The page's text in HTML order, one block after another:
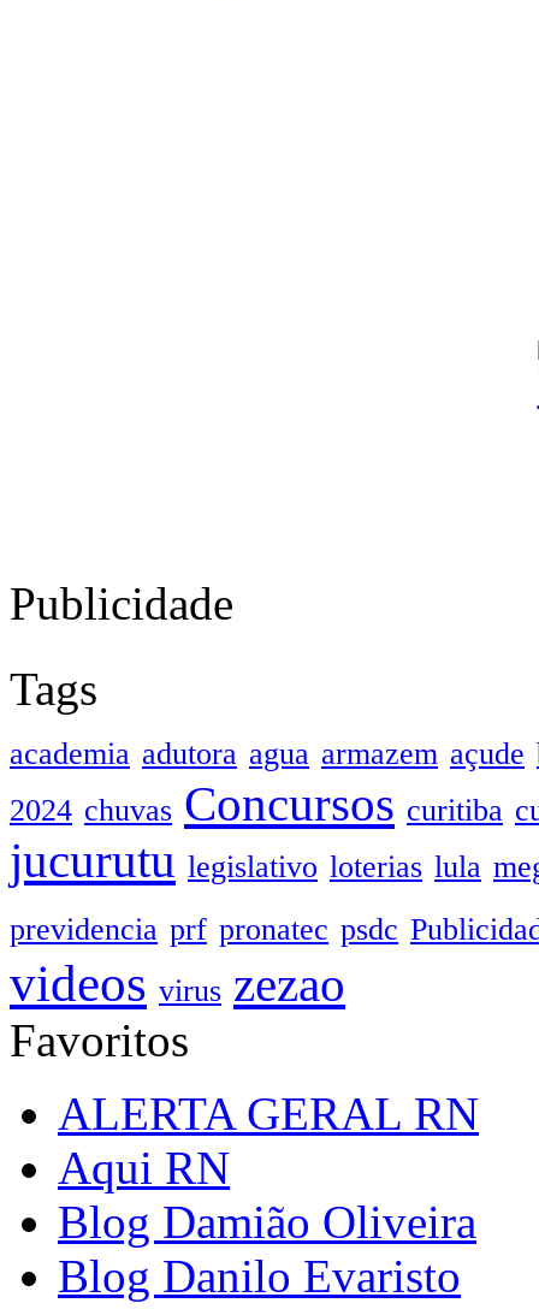
Publicidade
Tags
academia adutora agua armazem açude
2024 chuvas Concursos curitiba
jucurutu legislativo loterias lula
previdencia prf pronatec psdc
videos virus zezao
Favoritos
ALERTA GERAL RN
Aqui RN
Blog Damião Oliveira
Blog Danilo Evaristo